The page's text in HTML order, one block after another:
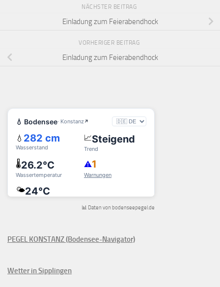
NÄCHSTER BEITRAG
Einladung zum Feierabendhock
VORHERIGER BEITRAG
Einladung zum Feierabendhock
📊 Daten von bodenseepegel.de
PEGEL KONSTANZ (Bodensee-Navigator)
Wetter in Sipplingen